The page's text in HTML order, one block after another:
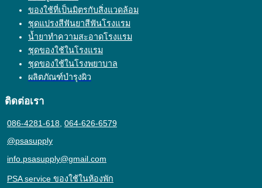
ของใช้ที่เป็นมิตรกับสิ่งแวดล้อม
ชุดแปรงสีฟันยาสีฟันโรงแรม
น้ำยาทำความสะอาดโรงแรม
ชุดของใช้ในโรงแรม
ชุดของใช้ในโรงพยาบาล
ผลิตภัณฑ์บำรุงผิว
ติดต่อเรา
086-4281-618 064-626-6579
@psasupply
info.psasupply@gmail.com
PSA service ของใช้ในห้องพัก